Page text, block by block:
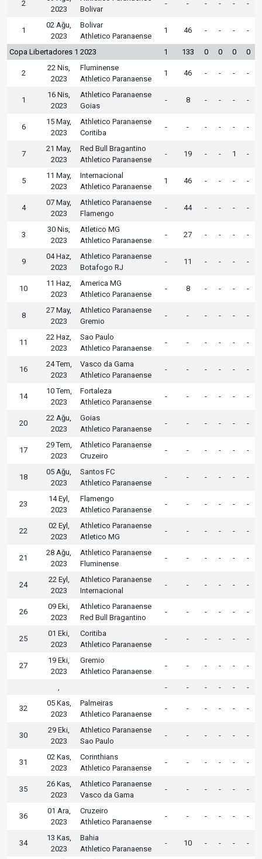
2
2023
Bolivar
- - - - - -
1
02 Ağu,
2023
Bolivar
Athletico Paranaense
1 46 - - - -
Copa Libertadores 1 2023 1 133 0 0 0 0
2
22 Nis,
2023
Fluminense
Athletico Paranaense
1 46 - - - -
1
16 Nis,
2023
Athletico Paranaense
Goias
- 8 - - - -
6
15 May,
2023
Athletico Paranaense
Coritiba
- - - - - -
7
21 May,
2023
Red Bull Bragantino
Athletico Paranaense
- 19 - - 1 -
5
11 May,
2023
Internacional
Athletico Paranaense
1 46 - - - -
4
07 May,
2023
Athletico Paranaense
Flamengo
- 44 - - - -
3
30 Nis,
2023
Atletico MG
Athletico Paranaense
- 27 - - - -
9
04 Haz,
2023
Athletico Paranaense
Botafogo RJ
- 11 - - - -
10
11 Haz,
2023
America MG
Athletico Paranaense
- 8 - - - -
8
27 May,
2023
Athletico Paranaense
Gremio
- - - - - -
11
22 Haz,
2023
Sao Paulo
Athletico Paranaense
- - - - - -
16
24 Tem,
2023
Vasco da Gama
Athletico Paranaense
- - - - - -
14
10 Tem,
2023
Fortaleza
Athletico Paranaense
- - - - - -
20
22 Ağu,
2023
Goias
Athletico Paranaense
- - - - - -
17
29 Tem,
2023
Athletico Paranaense
Cruzeiro
- - - - - -
18
05 Ağu,
2023
Santos FC
Athletico Paranaense
- - - - - -
23
14 Eyl,
2023
Flamengo
Athletico Paranaense
- - - - - -
22
02 Eyl,
2023
Athletico Paranaense
Atletico MG
- - - - - -
21
28 Ağu,
2023
Athletico Paranaense
Fluminense
- - - - - -
24
22 Eyl,
2023
Athletico Paranaense
Internacional
- - - - - -
26
09 Eki,
2023
Athletico Paranaense
Red Bull Bragantino
- - - - - -
25
01 Eki,
2023
Coritiba
Athletico Paranaense
- - - - - -
27
19 Eki,
2023
Gremio
Athletico Paranaense
- - - - - -
- - - - - -
32
05 Kas,
2023
Palmeiras
Athletico Paranaense
- - - - - -
30
29 Eki,
2023
Athletico Paranaense
Sao Paulo
- - - - - -
31
02 Kas,
2023
Corinthians
Athletico Paranaense
- - - - - -
35
26 Kas,
2023
Athletico Paranaense
Vasco da Gama
- - - - - -
36
01 Ara,
2023
Cruzeiro
Athletico Paranaense
- - - - - -
34
13 Kas,
2023
Bahia
Athletico Paranaense
- 10 - - - -